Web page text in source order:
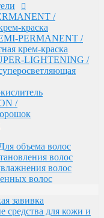
объема волос
волос
волос
волос
завивка
для кожи и
/ для активации
головы
действия
продукты
маски
продукты
/ Стайлинг
спреи
/ Восстановление
цвета
Салонный уход
/
краска
PERMANENT /
крем-краска
LIGHTENING /
/
объема волос
волос
волос
волос
завивка
для кожи и